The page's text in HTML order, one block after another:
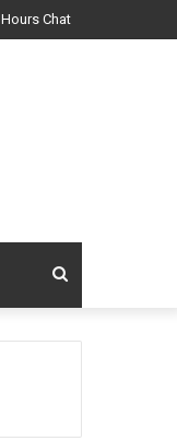
Hours Chat
για